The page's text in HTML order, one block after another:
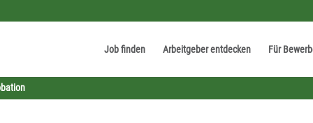
Job finden Arbeitgeber entdecken Für